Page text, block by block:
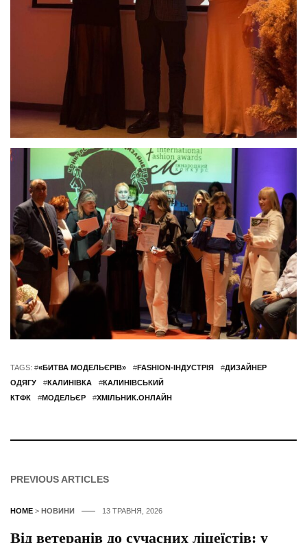
TAGS: #«БИТВА МОДЕЛЬЄРІВ» #FASHION-ІНДУСТРІЯ #ДИЗАЙНЕР
ОДЯГУ
#КАЛИНІВКА #КАЛИНІВСЬКИЙ
КТФК
#МОДЕЛЬЄР #ХМІЛЬНИК.ОНЛАЙН
PREVIOUS ARTICLES
HOME > НОВИНИ 13 ТРАВНЯ, 2026
Від ветеранів до сучасних ліцеїстів: у